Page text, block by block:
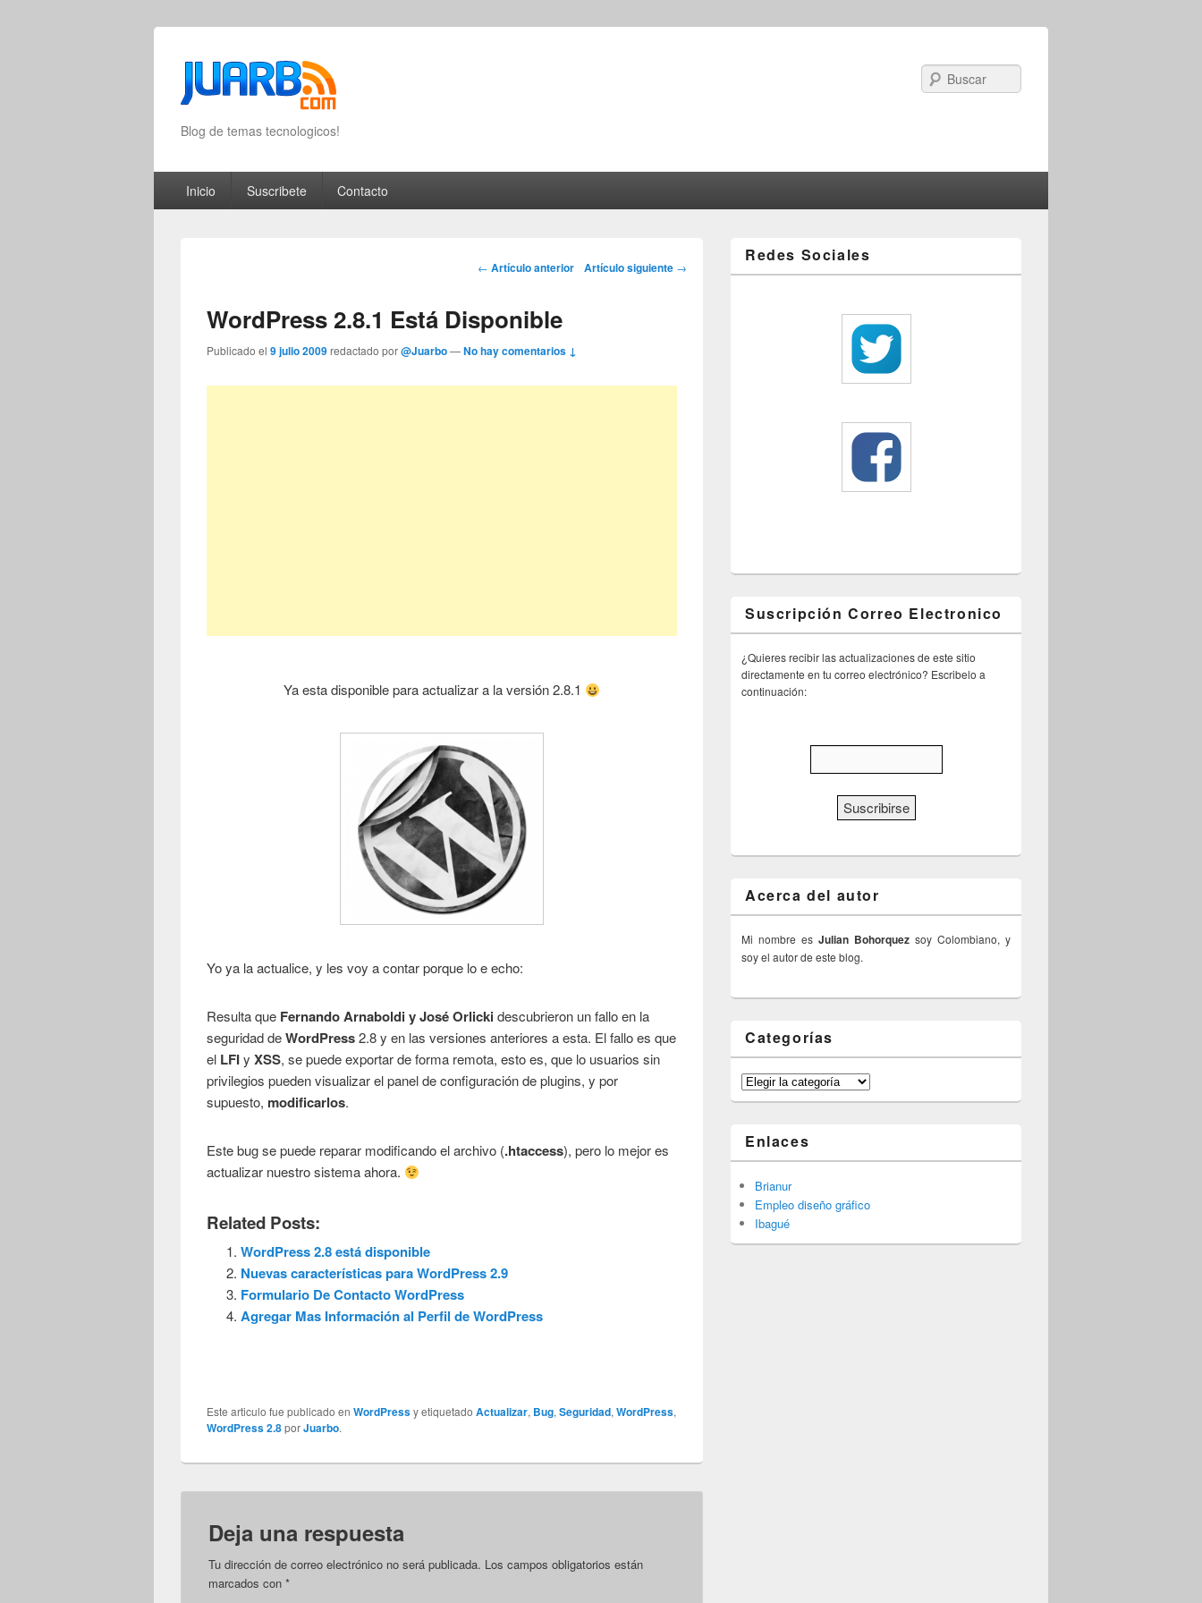
Blog de temas tecnologicos!
Primary menu
Skip to primary content
Skip to secondary content
Inicio Suscribete Contacto
Post navigation
← Artículo anterior Artículo siguiente →
WordPress 2.8.1 Está Disponible
Publicado el9 julio 2009redactado por@Juarbo—No hay comentarios ↓
Ya esta disponible para actualizar a la versión 2.8.1
Yo ya la actualice, y les voy a contar porque lo e echo:
Resulta que Fernando Arnaboldi y José Orlickidescubrieron un fallo en la
seguridad deWordPress2.8 y en las versiones anteriores a esta. El fallo es que
el LFIy XSS, se puede exportar de forma remota, esto es, que lo usuarios sin
privilegios pueden visualizar el panel de configuración de plugins, y por
supuesto, modificarlos.
Este bug se puede reparar modificando el archivo (.htaccess), pero lo mejor es
actualizar nuestro sistema ahora.
Related Posts:
WordPress 2.8 está disponible
Nuevas características para WordPress 2.9
Formulario De Contacto WordPress
Agregar Mas Información al Perfil de WordPress
Este articulo fue publicado enWordPressy etiquetadoActualizar, Bug,Seguridad,WordPress,
WordPress 2.8porJuarbo.
Deja una respuesta
Tu dirección de correo electrónico no será publicada. Los campos obligatorios están
marcados con *
Redes Sociales
Suscripción Correo Electronico
¿Quieres recibir las actualizaciones de este sitio
directamente en tu correo electrónico? Escribelo a
continuación:
Acerca del autor
Mi nombre es Julian Bohorquez soy Colombiano, y
soy el autor de este blog.
Categorías
Categorías
Enlaces
Brianur
Empleo diseño gráfico
Ibagué